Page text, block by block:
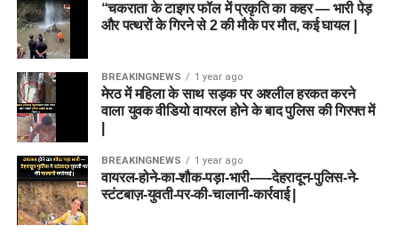
“चकराता के टाइगर फॉल में प्रकृति का कहर — भारी पेड़
और पत्थरों के गिरने से 2 की मौके पर मौत, कई घायल |
BREAKINGNEWS 1 year ago
मेरठ में महिला के साथ सड़क पर अश्लील हरकत करने
वाला युवक वीडियो वायरल होने के बाद पुलिस की गिरफ्त में
BREAKINGNEWS 1 year ago
वायरल-होने-का-शौक-पड़ा-भारी-—-देहरादून-पुलिस-ने-
स्टंटबाज़-युवती-पर-की-चालानी-कार्रवाई |